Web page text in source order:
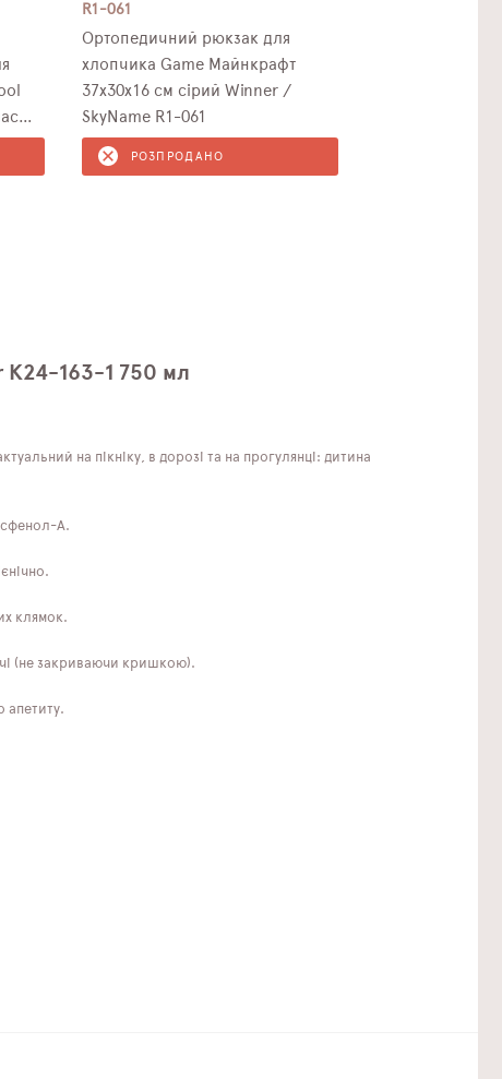
R1-061
Ортопедичний рюкзак для
хлопчика Game Майнкрафт
37х30х16 см сірий Winner /
SkyName R1-061
РОЗПРОДАНО
K24-163-1 750 мл
на пікніку, в дорозі та на прогулянці: дитина
А.
клямок.
(не закриваючи кришкою).
апетиту.